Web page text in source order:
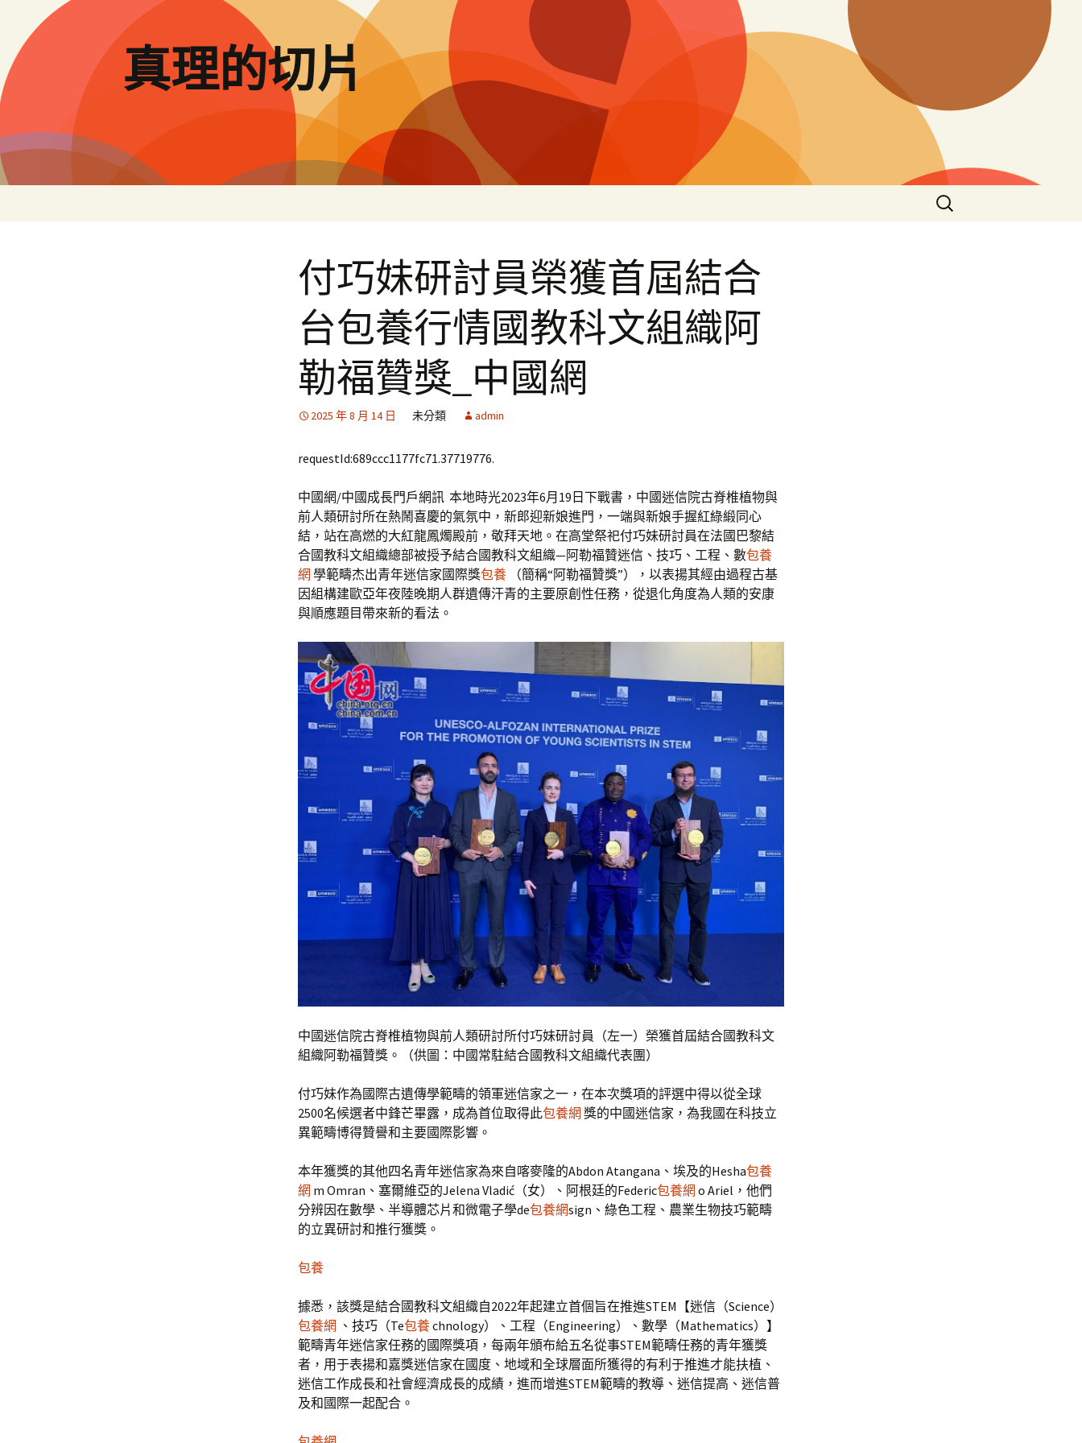
要
內
容
真理的切片
搜
尋
付巧妹研討員榮獲首屆結合
台包養行情國教科文組織阿
勒福贊獎_中國網
2025 年 8 月 14 日 未分類 admin
requestId:689ccc1177fc71.37719776.
中國網/中國成長門戶網訊 本地時光2023年6月19日下戰書，中國迷信院古脊椎植物與
前人類研討所在熱鬧喜慶的氣氛中，新郎迎新娘進門，一端與新娘手握紅綠緞同心
結，站在高燃的大紅龍鳳燭殿前，敬拜天地。在高堂祭祀付巧妹研討員在法國巴黎結
合國教科文組織總部被授予結合國教科文組織—阿勒福贊迷信、技巧、工程、數包養
網 學範疇杰出青年迷信家國際獎包養 （簡稱“阿勒福贊獎”），以表揚其經由過程古基
因組構建歐亞年夜陸晚期人群遺傳汗青的主要原創性任務，從退化角度為人類的安康
與順應題目帶來新的看法。
中國迷信院古脊椎植物與前人類研討所付巧妹研討員（左一）榮獲首屆結合國教科文
組織阿勒福贊獎。（供圖：中國常駐結合國教科文組織代表團）
付巧妹作為國際古遺傳學範疇的領軍迷信家之一，在本次獎項的評選中得以從全球
2500名候選者中鋒芒畢露，成為首位取得此包養網 獎的中國迷信家，為我國在科技立
異範疇博得贊譽和主要國際影響。
本年獲獎的其他四名青年迷信家為來自喀麥隆的Abdon Atangana、埃及的Hesha包養
網 m Omran、塞爾維亞的Jelena Vladić（女）、阿根廷的Federic包養網 o Ariel，他們
分辨因在數學、半導體芯片和微電子學de包養網sign、綠色工程、農業生物技巧範疇
的立異研討和推行獲獎。
包養
據悉，該獎是結合國教科文組織自2022年起建立首個旨在推進STEM【迷信（Science）
包養網 、技巧（Te包養chnology）、工程（Engineering）、數學（Mathematics）】
範疇青年迷信家任務的國際獎項，每兩年頒布給五名從事STEM範疇任務的青年獲獎
者，用于表揚和嘉獎迷信家在國度、地域和全球層面所獲得的有利于推進才能扶植、
迷信工作成長和社會經濟成長的成績，進而增進STEM範疇的教導、迷信提高、迷信普
及和國際一起配合。